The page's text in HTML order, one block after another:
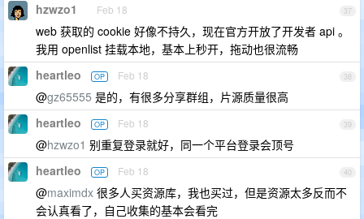
37
hzwzo1 Feb 18
web 获取的 cookie 好像不持久，现在官方开放了开发者 api 。
我用 openlist 挂载本地，基本上秒开，拖动也很流畅
38
heartleo OP Feb 18
@gz65555 是的，有很多分享群组，片源质量很高
39
heartleo OP Feb 18
@hzwzo1 别重复登录就好，同一个平台登录会顶号
40
heartleo OP Feb 18
@maximdx 很多人买资源库，我也买过，但是资源太多反而不
会认真看了，自己收集的基本会看完